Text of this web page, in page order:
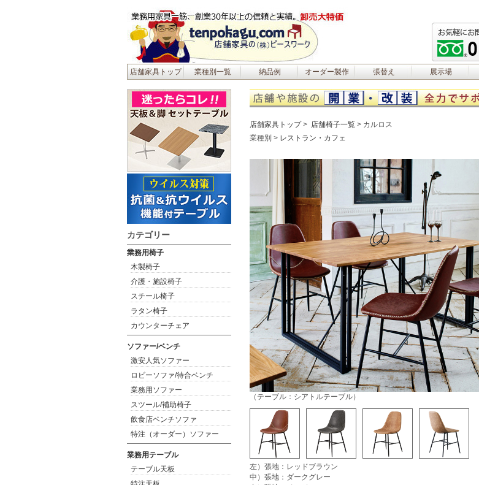
店舗家具トップ 業種別一覧 納品例 オーダー製作 張替え 展示場
店舗家具トップ 店舗椅子一覧
カルロス
業種別
レストラン・カフェ
（テーブル：シアトルテーブル）
左）張地：レッドブラウン
中）張地：ダークグレー
カテゴリー
業務用椅子
木製椅子
介護・施設椅子
スチール椅子
ラタン椅子
カウンターチェア
ソファー/ベンチ
激安人気ソファー
ロビーソファ/待合ベンチ
業務用ソファー
スツール/補助椅子
飲食店ベンチソファ
特注（オーダー）ソファー
業務用テーブル
テーブル天板